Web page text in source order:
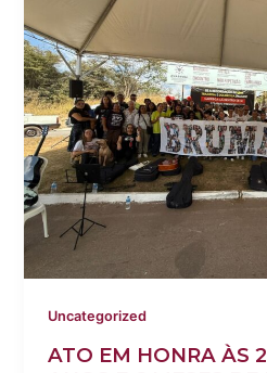
Uncategorized
ATO EM HONRA ÀS